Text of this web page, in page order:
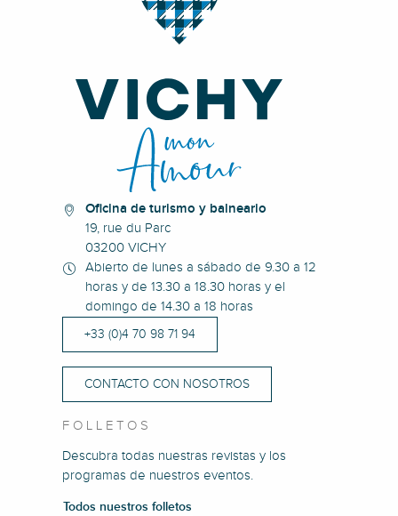
Oficina de turismo y balneario
19, rue du Parc
03200 VICHY
Abierto de lunes a sábado de 9.30 a 12
horas y de 13.30 a 18.30 horas y el
domingo de 14.30 a 18 horas
+33 (0)4 70 98 71 94
CONTACTO CON NOSOTROS
FOLLETOS
Descubra todas nuestras revistas y los
programas de nuestros eventos.
Todos nuestros folletos